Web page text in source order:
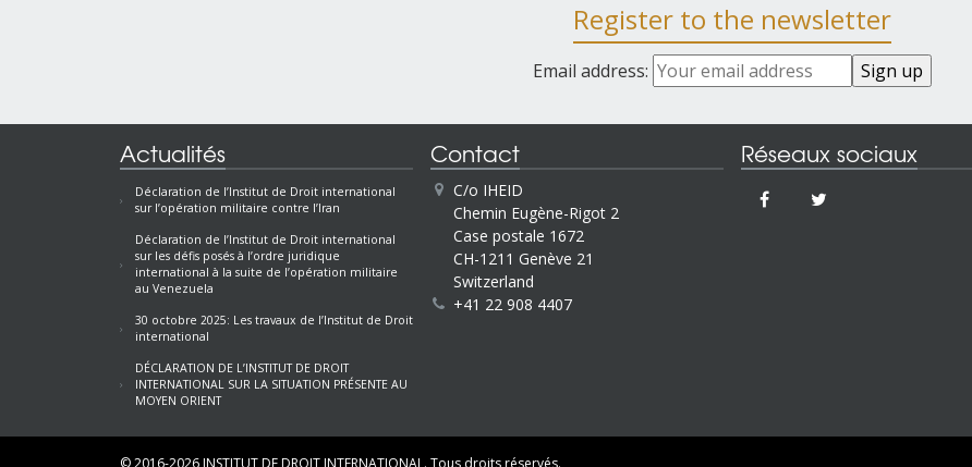
Register to the newsletter
Email address:
Actualités
Déclaration de l’Institut de Droit international
sur l’opération militaire contre l’Iran
Déclaration de l’Institut de Droit international
sur les défis posés à l’ordre juridique
international à la suite de l’opération militaire
au Venezuela
30 octobre 2025: Les travaux de l’Institut de Droit
international
DÉCLARATION DE L’INSTITUT DE DROIT
INTERNATIONAL SUR LA SITUATION PRÉSENTE AU
MOYEN ORIENT
Contact
C/o IHEID
Chemin Eugène-Rigot 2
Case postale 1672
CH-1211 Genève 21
Switzerland
+41 22 908 4407
Réseaux sociaux
© 2016-2026INSTITUT DE DROIT INTERNATIONAL. Tous droits réservés.